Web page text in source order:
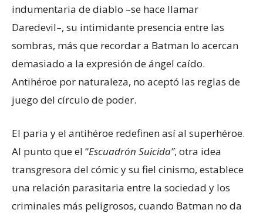
indumentaria de diablo –se hace llamar
Daredevil–, su intimidante presencia entre las
sombras, más que recordar a Batman lo acercan
demasiado a la expresión de ángel caído.
Antihéroe por naturaleza, no aceptó las reglas de
juego del círculo de poder.
El paria y el antihéroe redefinen así al superhéroe.
Al punto que el “Escuadrón Suicida”, otra idea
transgresora del cómic y su fiel cinismo, establece
una relación parasitaria entre la sociedad y los
criminales más peligrosos, cuando Batman no da